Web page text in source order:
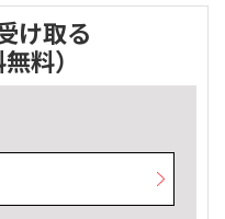
け取る
料）